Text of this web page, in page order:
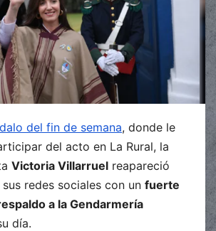
del fin de semana, donde le
del acto en La Rural, la
Victoria Villarruel reapareció
redes sociales con un fuerte
a la Gendarmería
día.